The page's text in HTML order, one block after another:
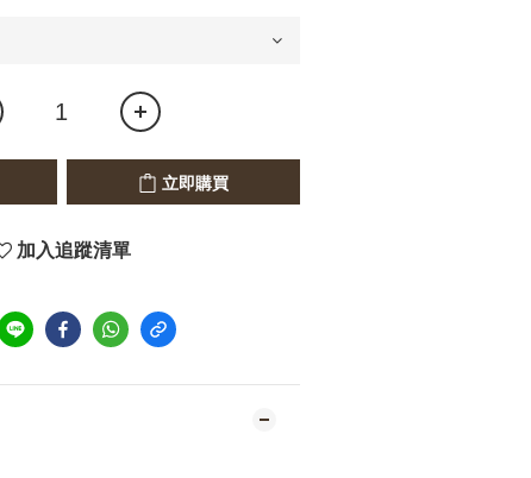
立即購買
加入追蹤清單